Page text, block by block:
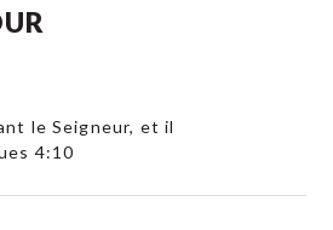
le Seigneur, et il
4:10